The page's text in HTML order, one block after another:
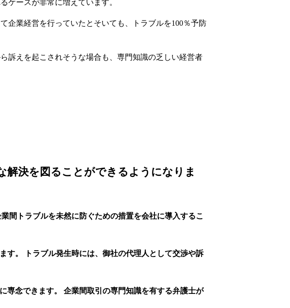
ケースが非常に増えています。
企業経営を行っていたとそいても、トラブルを100％予防
訴えを起こされそうな場合も、専門知識の乏しい経営者
解決を図ることができるようになりま
業間トラブルを未然に防ぐための措置を会社に導入するこ
トラブル発生時には、御社の代理人として交渉や訴
企業間取引の専門知識を有する弁護士が